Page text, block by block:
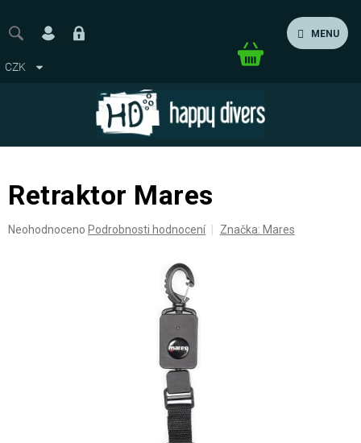
obsah
MENU
CZK
Nákupní
Retraktor Mares
Průměrné
Neohodnoceno Podrobnosti hodnocení Značka: Mares